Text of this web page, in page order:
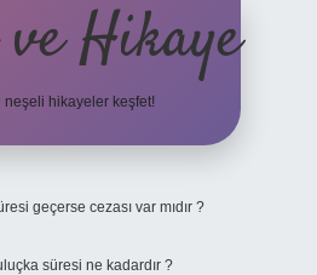
Hikaye
neşeli hikayeler keşfet!
geçerse cezası var mıdır ?
süresi ne kadardır ?